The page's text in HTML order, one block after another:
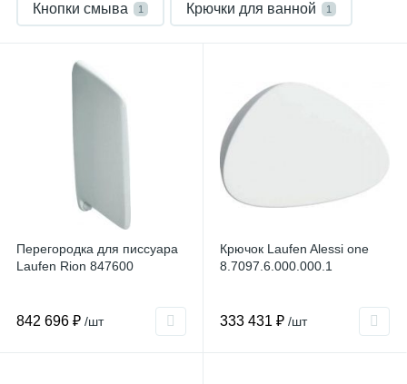
Кнопки смыва 1 Крючки для ванной 1
Смесители для биде
Смесители для раковины
Перегородка для писсуара
Laufen Rion 847600
842 696 ₽ /шт
Крючок Laufen Alessi one
8.7097.6.000.000.1
333 431 ₽ /шт